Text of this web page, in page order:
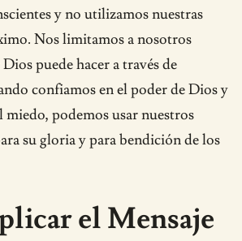
y no utilizamos nuestras
Nos limitamos a nosotros
puede hacer a través de
confiamos en el poder de Dios y
miedo, podemos usar nuestros
su gloria y para bendición de los
el Mensaje